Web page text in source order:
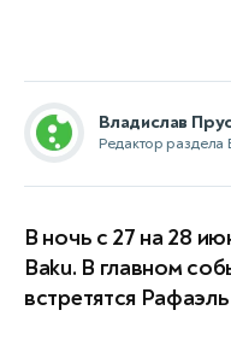
Владислав
Редактор раздела
В ночь с 27 на 28
Baku. В главном
встретятся